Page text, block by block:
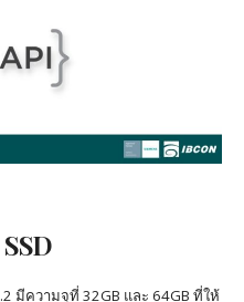
SSD
.2 มีความจุที่ 32GB และ 64GB ที่ให้